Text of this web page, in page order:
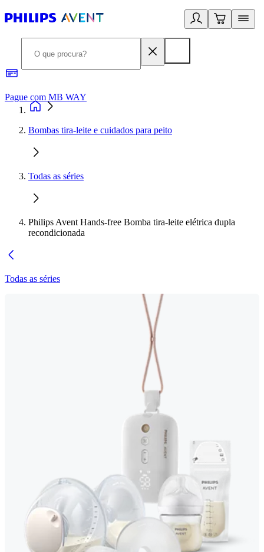
Pague com MB WAY
Bombas tira-leite e cuidados para peito
Todas as séries
Philips Avent Hands-free Bomba tira-leite elétrica dupla
recondicionada
Todas as séries